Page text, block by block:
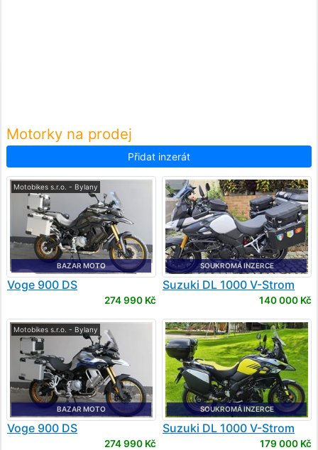
Motorky na prodej
Přidat inzerát
Motobikes s.r.o. - Bylany
BAZAR MOTO
Voge 900 DS
274 990 Kč
SOUKROMÁ INZERCE
Suzuki DL 1000 V-Strom
140 000 Kč
Motobikes s.r.o. - Bylany
BAZAR MOTO
Voge 900 DS
274 990 Kč
SOUKROMÁ INZERCE
Suzuki DL 1000 V-Strom
179 000 Kč